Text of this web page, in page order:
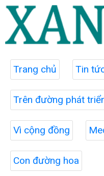
Trang chủ Tin
Trên đường phát
Vì cộng đồng
Con đường hoa